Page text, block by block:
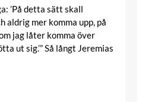
’På detta sätt skall
aldrig mer komma upp, på
jag låter komma över
ut sig.’” Så långt Jeremias